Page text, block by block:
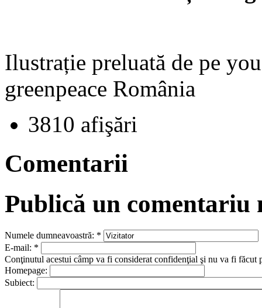
Ilustrație preluată de pe
greenpeace România
3810 afişări
Comentarii
Publică un comentariu
Numele dumneavoastră: *
E-mail: *
Conţinutul acestui câmp va fi considerat confidenţial şi nu va fi făcut
Homepage:
Subiect: